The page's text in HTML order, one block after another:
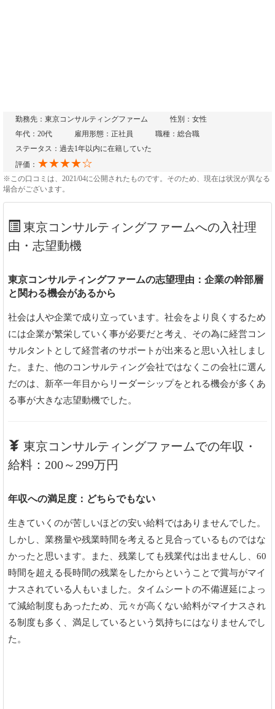
勤務先：東京コンサルティングファーム
性別：女性
年代：20代
雇用形態：正社員
職種：総合職
ステータス：過去1年以内に在籍していた
評価： ★★★★☆
※この口コミは、2021/04に公開されたものです。そのため、現在は状況が異なる
場合がございます。
東京コンサルティングファームへの入社理
由・志望動機
東京コンサルティングファームの志望理由：企業の幹部層
と関わる機会があるから
社会は人や企業で成り立っています。社会をより良くするため
には企業が繁栄していく事が必要だと考え、その為に経営コン
サルタントとして経営者のサポートが出来ると思い入社しまし
た。また、他のコンサルティング会社ではなくこの会社に選ん
だのは、新卒一年目からリーダーシップをとれる機会が多くあ
る事が大きな志望動機でした。
東京コンサルティングファームでの年収・
給料：200～299万円
年収への満足度：どちらでもない
生きていくのが苦しいほどの安い給料ではありませんでした。
しかし、業務量や残業時間を考えると見合っているものではな
かったと思います。また、残業しても残業代は出ませんし、60
時間を超える長時間の残業をしたからということで賞与がマイ
ナスされている人もいました。タイムシートの不備遅延によっ
て減給制度もあったため、元々が高くない給料がマイナスされ
る制度も多く、満足しているという気持ちにはなりませんでし
た。